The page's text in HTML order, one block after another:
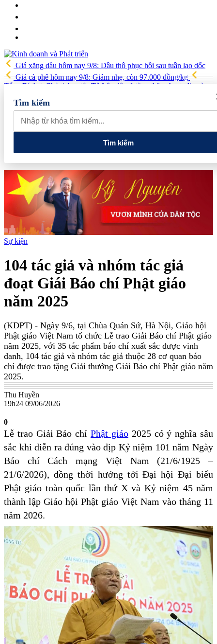
Giá xăng dầu hôm nay 9/8: Dầu thô phục hồi sau tuần lao dốc
Giá cà phê hôm nay 9/8: Giảm nhẹ, còn 97.000 đồng/kg
Tổng Bí thư, Chủ tịch nước Tô Lâm lên đường thăm Australia và
New Zealand
quan đến lĩnh vực tài chính, ngân hàng
Xử lý đến cùng các
vướng mắc, không đẩy doanh nghiệp đi vòng
Tìm kiếm
Tìm kiếm
Sự kiện
104 tác giả và nhóm tác giả
đoạt Giái Báo chí Phật giáo
năm 2025
(KDPT) - Ngày 9/6, tại Chùa Quán Sứ, Hà Nội, Giáo hội
Phật giáo Việt Nam tổ chức Lễ trao Giải Báo chí Phật giáo
năm 2025, với 35 tác phẩm báo chí xuất sắc được vinh
danh, 104 tác giả và nhóm tác giả thuộc 28 cơ quan báo
chí được trao tặng Giải thưởng Giái Báo chí Phật giáo năm
2025.
Thu Huyền
19h24 09/06/2026
0
Lễ trao Giải Báo chíPhật giáo2025 có ý nghĩa sâu
sắc khi diễn ra đúng vào dịp Kỷ niệm 101 năm Ngày
Báo chí Cách mạng Việt Nam (21/6/1925 –
21/6/2026), đồng thời hướng tới Đại hội Đại biểu
Phật giáo toàn quốc lần thứ X và Kỷ niệm 45 năm
thành lập Giáo hội Phật giáo Việt Nam vào tháng 11
năm 2026.